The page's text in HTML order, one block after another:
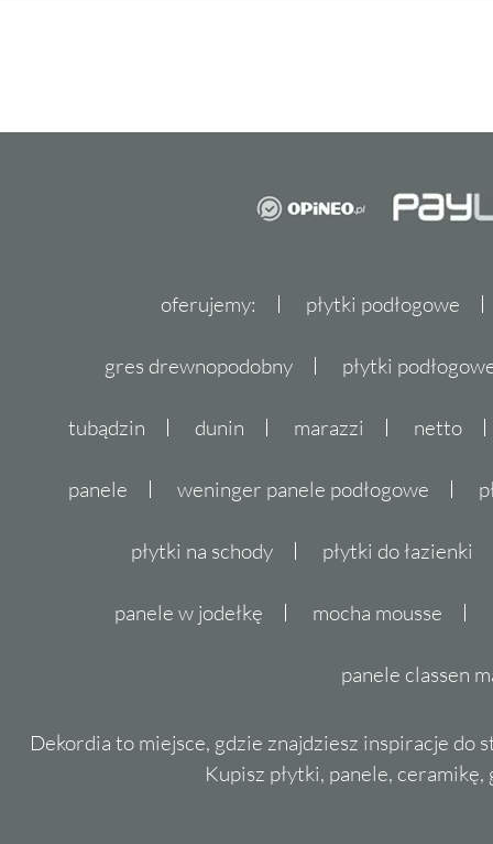
oferujemy: płytki podłogowe
gres drewnopodobny płytki
tubądzin dunin marazzi netto
panele weninger panele podłogowe
płytki na schody płytki do łazienki
panele w jodełkę mocha mousse
panele classen
Dekordia to miejsce, gdzie znajdziesz inspiracje do
Kupisz płytki, panele,